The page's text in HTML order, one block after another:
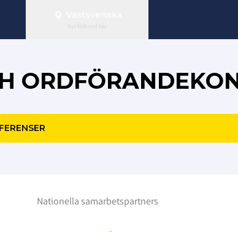
Byt förbund här
Nationella samarbetspartners